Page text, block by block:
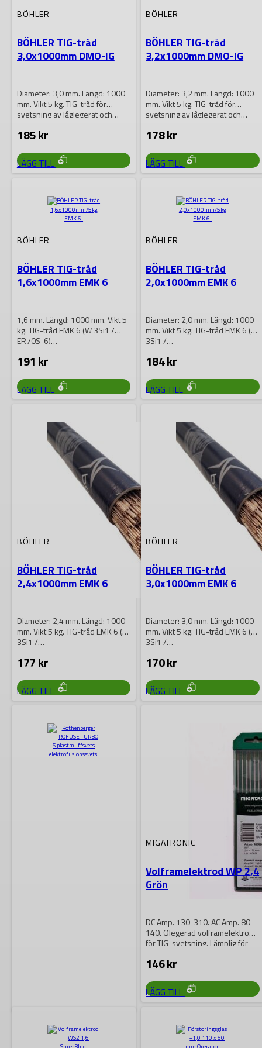
BÖHLER
BÖHLER TIG-tråd
3,0x1000mm DMO-IG
Diameter: 3,0 mm. Längd: 1000
mm. Vikt 5 kg. TIG-tråd för
svetsning av låglegerat och…
185kr
LÄGG TILL
BÖHLER
BÖHLER TIG-tråd
3,2x1000mm DMO-IG
Diameter: 3,2 mm. Längd: 1000
mm. Vikt 5 kg. TIG-tråd för
svetsning av låglegerat och…
178kr
LÄGG TILL
BÖHLER
BÖHLER TIG-tråd
1,6x1000mm EMK 6
1,6 mm. Längd: 1000 mm. Vikt 5
kg. TIG-tråd EMK 6 (W 3Si1 /
ER70S-6)…
191 kr
LÄGG TILL
BÖHLER
BÖHLER TIG-tråd
2,0x1000mm EMK 6
Diameter: 2,0 mm. Längd: 1000
mm. Vikt 5 kg. TIG-tråd EMK 6 (W
3Si1 /…
184kr
LÄGG TILL
BÖHLER
BÖHLER TIG-tråd
2,4x1000mm EMK 6
Diameter: 2,4 mm. Längd: 1000
mm. Vikt 5 kg. TIG-tråd EMK 6 (W
3Si1 /…
177kr
LÄGG TILL
BÖHLER
BÖHLER TIG-tråd
3,0x1000mm EMK 6
Diameter: 3,0 mm. Längd: 1000
mm. Vikt 5 kg. TIG-tråd EMK 6 (W
3Si1 /…
170kr
LÄGG TILL
ROTHENBERGER
MIGATRONIC
Volframelektrod WP 2,4
Grön
DC Amp. 130-310. AC Amp. 80-
140. Olegerad volframelektrod
för TIG-svetsning. Lämplig för
146kr
LÄGG TILL